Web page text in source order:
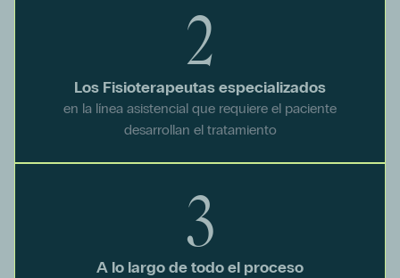
2
Los Fisioterapeutas especializados
en la línea asistencial que requiere el paciente
desarrollan el tratamiento
3
A lo largo de todo el proceso